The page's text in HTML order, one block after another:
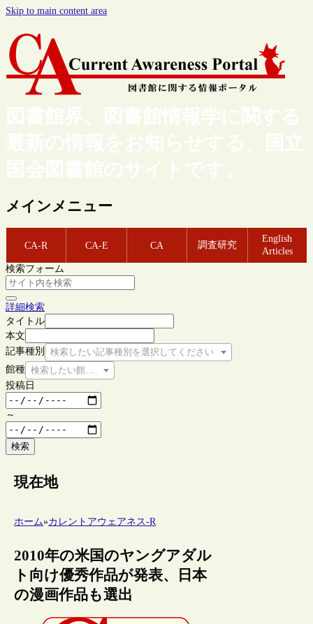
Skip to main content area
図書館界、図書館情報学に関する
最新の情報をお知らせする、国立
国会図書館のサイトです。
メインメニュー
CA-R CA-E CA 調査研究
English
Articles
検索フォーム
詳細検索
タイトル
本文
記事種別
検索したい記事種別を選択してください
館種 検索したい館種を選択してください
投稿日
～
検索
現在地
ホーム»カレントアウェアネス-R
2010年の米国のヤングアダル
ト向け優秀作品が発表、日本
の漫画作品も選出